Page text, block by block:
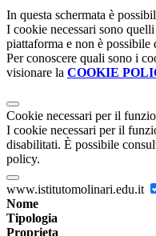
In questa schermata è
I cookie necessari sono
piattaforma e non è possibile
Per conoscere quali sono i
visionare la COOKIE
Cookie necessari per il
I cookie necessari per il
disabilitati. È possibile
policy.
www.istitutomolinari.edu.it
Nome
Tipologia
Proprieta